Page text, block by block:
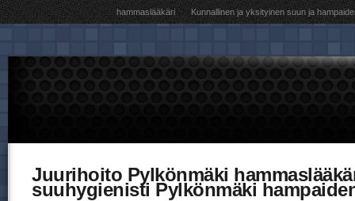
hammaslääkäri Kunnallinen ja yksityinen suun ja
Juurihoito Pylkönmäki
suuhygienisti Pylkönmäki